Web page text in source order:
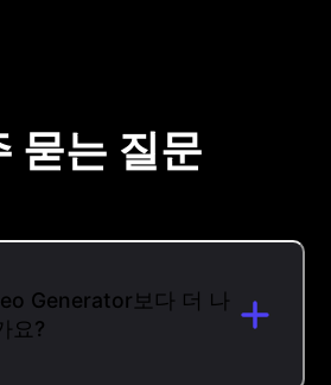
묻는 질문
Generator보다 더 나
요?